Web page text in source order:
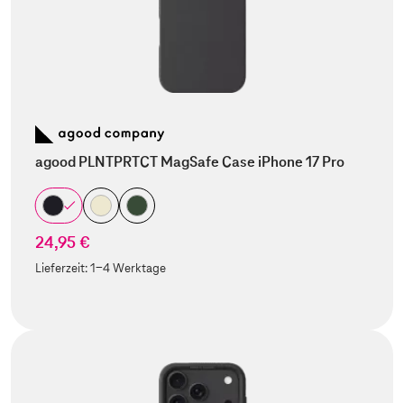
agood PLNTPRTCT MagSafe Case iPhone 17 Pro
24,95 €
Lieferzeit:1-4 Werktage